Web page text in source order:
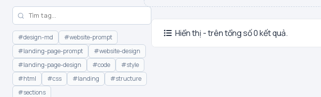
#design-md
#website-prompt
#landing-page-prompt
#website-design
#landing-page-design
#code
#style
#html
#css #landing
#structure
#sections
Hiển thị - trên tổng số 0 kết quả.